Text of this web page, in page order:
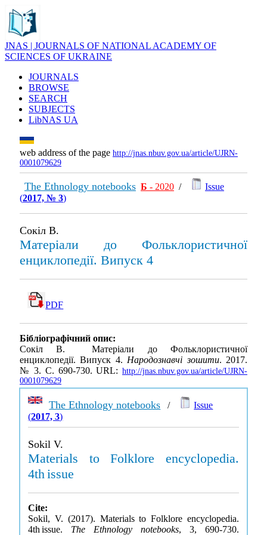
JNAS | JOURNALS OF NATIONAL ACADEMY OF
SCIENCES OF UKRAINE
JOURNALS
BROWSE
SEARCH
SUBJECTS
LibNAS UA
web address of the page http://jnas.nbuv.gov.ua/article/UJRN-
0001079629
The Ethnology notebooks Б - 2020 /
Issue
(2017, № 3)
Сокіл В.
Матеріали до Фольклористичної
енциклопедії. Випуск 4
PDF
Бібліографічний опис:
Сокіл В. Матеріали до Фольклористичної
енциклопедії. Випуск 4.Народознавчі зошити. 2017.
№ 3. С. 690-730. URL: http://jnas.nbuv.gov.ua/article/UJRN-
0001079629
The Ethnology notebooks /
Issue
(2017, 3)
Sokil V.
Materials to Folklore encyclopedia.
4th issue
Cite:
Sokil, V. (2017). Materials to Folklore encyclopedia.
4th issue. The Ethnology notebooks, 3, 690-730.